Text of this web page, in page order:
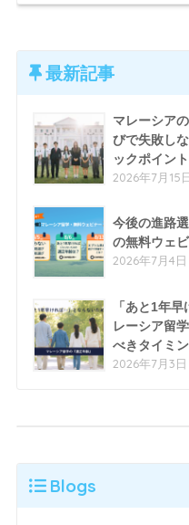
最新記事
マレーシア
びで失敗し
ックポイン
2026年7月15
今後の進路
の無料ウェ
2026年7月4日
「あと1年
レーシア留
べきタイミ
2026年7月3日
Blogs